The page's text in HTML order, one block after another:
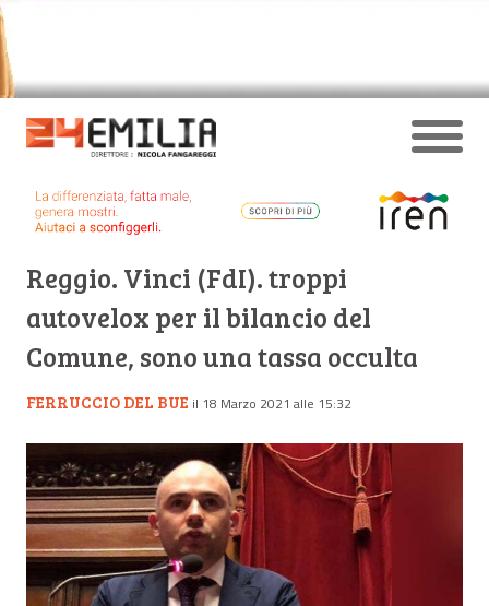
Reggio. Vinci (FdI). troppi
autovelox per il bilancio del
Comune, sono una tassa occulta
FERRUCCIO DEL BUE il 18 Marzo 2021 alle 15:32